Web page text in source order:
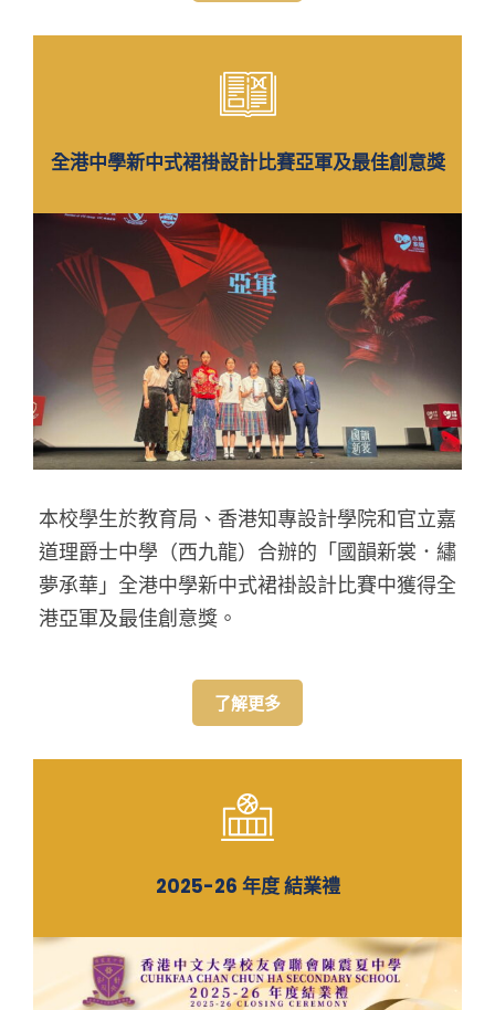
全港中學新中式裙褂設計比賽亞軍及最佳創意獎
本校學生於教育局、香港知專設計學院和官立嘉
道理爵士中學（西九龍）合辦的「國韻新裳．繡
夢承華」全港中學新中式裙褂設計比賽中獲得全
港亞軍及最佳創意獎。
了解更多
2025-26 年度 結業禮